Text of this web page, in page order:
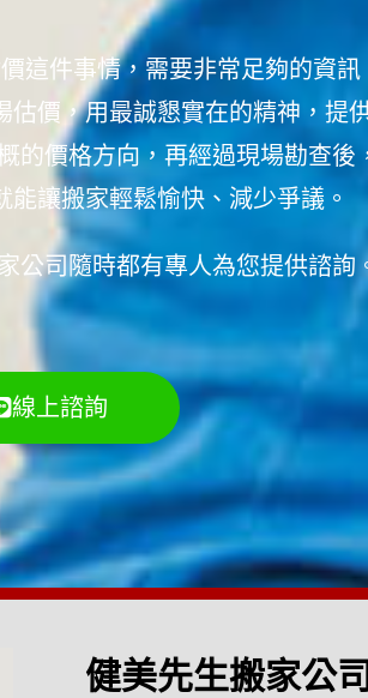
這件事情，需要非常足夠的資
價，用最誠懇實在的精神，提
價格方向，再經過現場勘查後
讓搬家輕鬆愉快、減少爭議。
公司隨時都有專人為您提供諮詢
線上諮詢
健美先生搬家公